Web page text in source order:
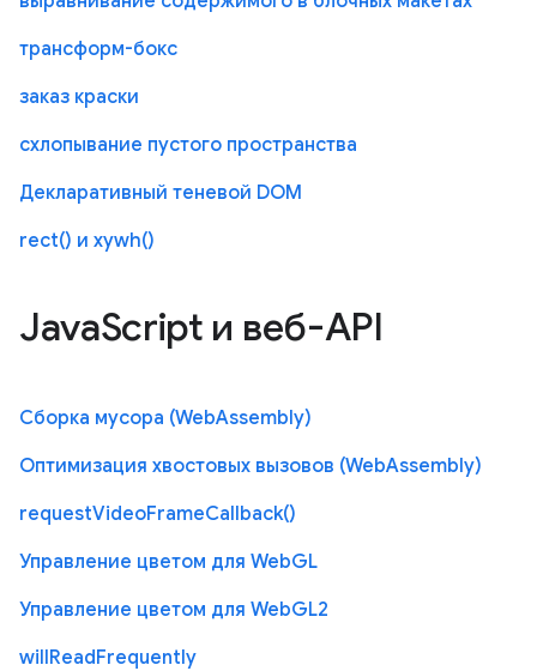
трансформ-бокс
заказ краски
схлопывание пустого пространства
Декларативный теневой DOM
rect() и xywh()
JavaScript и веб-API
Сборка мусора (WebAssembly)
Оптимизация хвостовых вызовов (WebAssembly)
requestVideoFrameCallback()
Управление цветом для WebGL
Управление цветом для WebGL2
willReadFrequently